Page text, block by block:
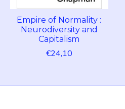
Empire of Normality :
Neurodiversity and
Capitalism
€24,10